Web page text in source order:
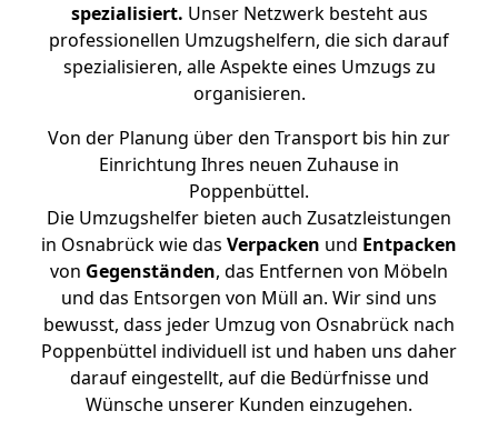
spezialisiert. Unser Netzwerk besteht aus
professionellen Umzugshelfern, die sich darauf
spezialisieren, alle Aspekte eines Umzugs zu
organisieren.
Von der Planung über den Transport bis hin zur
Einrichtung Ihres neuen Zuhause in
Poppenbüttel.
Die Umzugshelfer bieten auch Zusatzleistungen
in Osnabrück wie das Verpacken und Entpacken
von Gegenständen, das Entfernen von Möbeln
und das Entsorgen von Müll an. Wir sind uns
bewusst, dass jeder Umzug von Osnabrück nach
Poppenbüttel individuell ist und haben uns daher
darauf eingestellt, auf die Bedürfnisse und
Wünsche unserer Kunden einzugehen.